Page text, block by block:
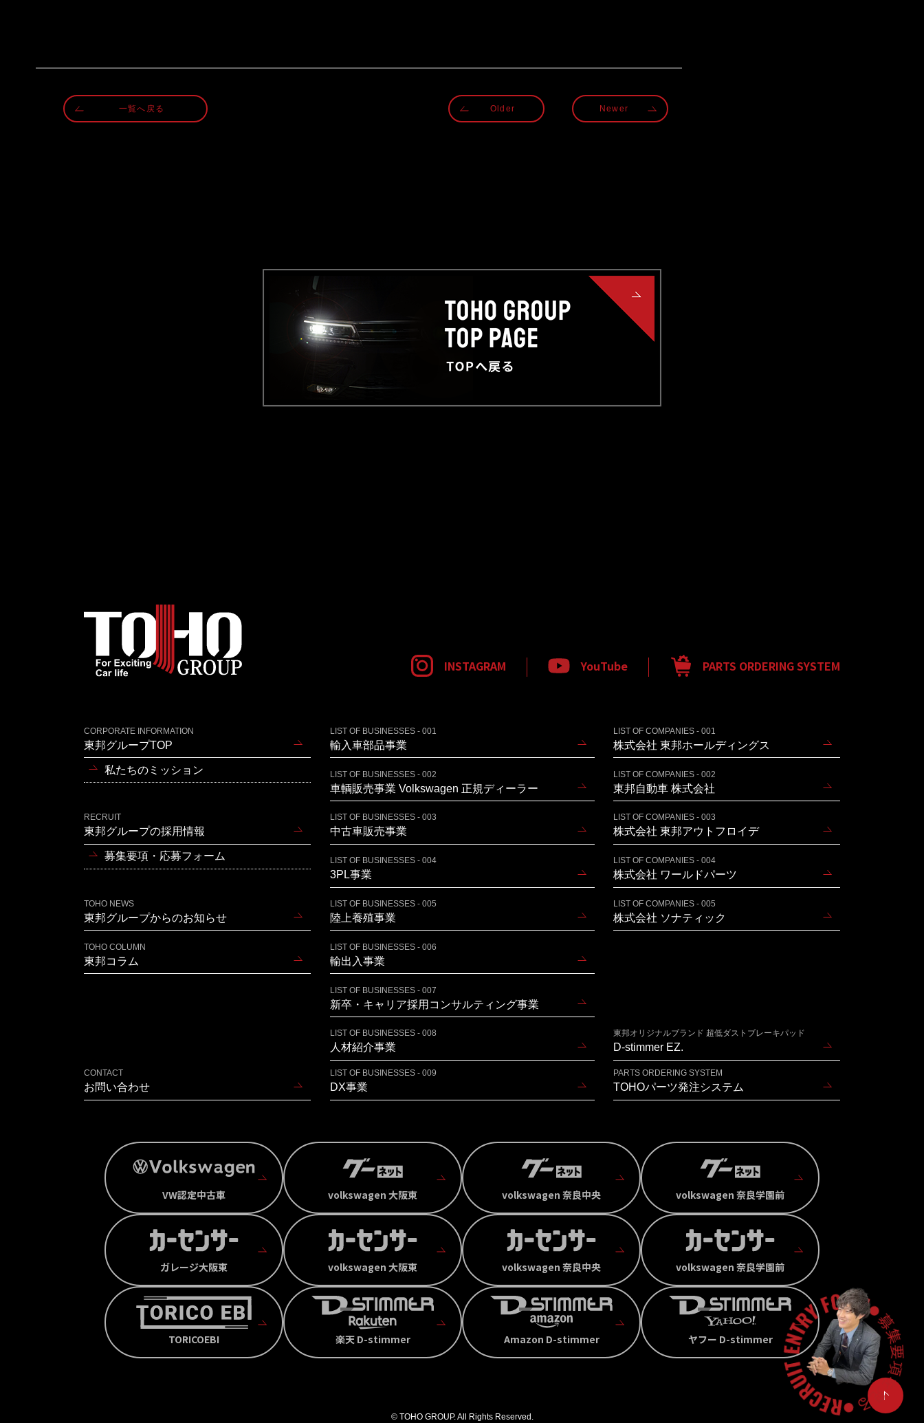
一覧へ戻る Older Newer
INSTAGRAM YouTube PARTS ORDERING SYSTEM
CORPORATE INFORMATION
東邦グループTOP
私たちのミッション
RECRUIT
東邦グループの採用情報
募集要項・応募フォーム
TOHO NEWS
東邦グループからのお知らせ
TOHO COLUMN
東邦コラム
CONTACT
お問い合わせ
LIST OF BUSINESSES - 001
輸入車部品事業
LIST OF BUSINESSES - 002
車輌販売事業 Volkswagen 正規ディーラー
LIST OF BUSINESSES - 003
中古車販売事業
LIST OF BUSINESSES - 004
3PL事業
LIST OF BUSINESSES - 005
陸上養殖事業
LIST OF BUSINESSES - 006
輸出入事業
LIST OF BUSINESSES - 007
新卒・キャリア採用コンサルティング事業
LIST OF BUSINESSES - 008
人材紹介事業
LIST OF BUSINESSES - 009
DX事業
LIST OF COMPANIES - 001
株式会社 東邦ホールディングス
LIST OF COMPANIES - 002
東邦自動車 株式会社
LIST OF COMPANIES - 003
株式会社 東邦アウトフロイデ
LIST OF COMPANIES - 004
株式会社 ワールドパーツ
LIST OF COMPANIES - 005
株式会社 ソナティック
東邦オリジナルブランド 超低ダストブレーキパッド
D-stimmer EZ.
PARTS ORDERING SYSTEM
TOHOパーツ発注システム
VW認定中古車 volkswagen 大阪東 volkswagen 奈良中央 volkswagen 奈良学園前
ガレージ大阪東 volkswagen 大阪東 volkswagen 奈良中央 volkswagen 奈良学園前
TORICOEBI 楽天 D-stimmer Amazon D-stimmer ヤフー D-stimmer
© TOHO GROUP. All Rights Reserved.